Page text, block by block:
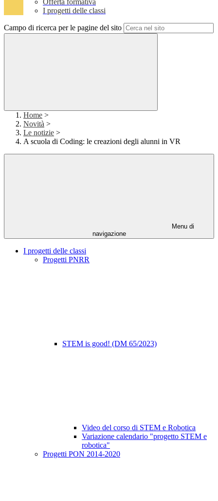
Offerta formativa
I progetti delle classi
Campo di ricerca per le pagine del sito
Home >
Novità >
Le notizie >
A scuola di Coding: le creazioni degli alunni in VR
Menu di
navigazione
I progetti delle classi
Progetti PNRR
STEM is good! (DM 65/2023)
Video del corso di STEM e Robotica
Variazione calendario "progetto STEM e
robotica"
Progetti PON 2014-2020